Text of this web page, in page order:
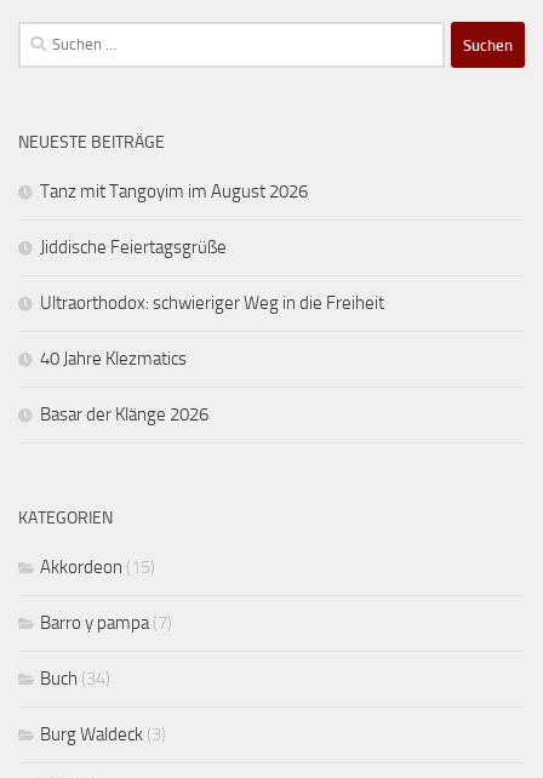
Suchen
nach:
NEUESTE BEITRÄGE
Tanz mit Tangoyim im August 2026
Jiddische Feiertagsgrüße
Ultraorthodox: schwieriger Weg in die Freiheit
40 Jahre Klezmatics
Basar der Klänge 2026
KATEGORIEN
Akkordeon (15)
Barro y pampa(7)
Buch (34)
Burg Waldeck (3)